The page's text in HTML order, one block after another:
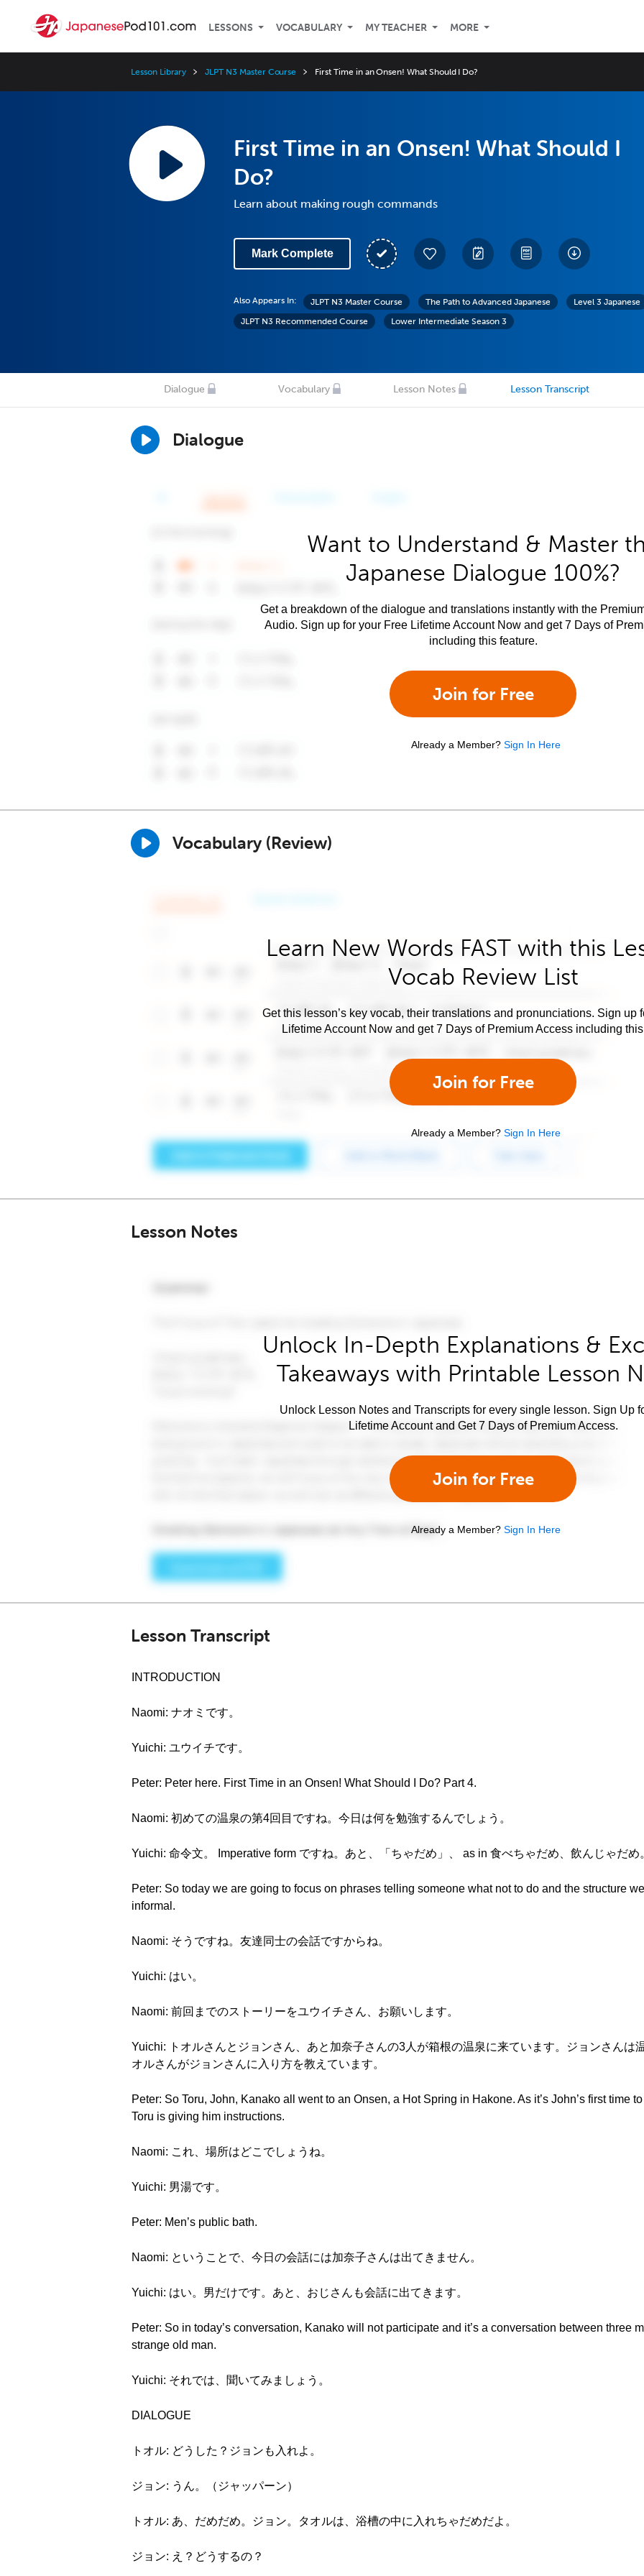
LESSONS VOCABULARY MY TEACHER MORE
Lesson Library JLPT N3 Master Course First Time in an Onsen! What Should I Do?
First Time in an Onsen! What Should I
Do?
Learn about making rough commands
Mark Complete
Also Appears In: JLPT N3 Master Course The Path to Advanced Japanese
Level 3 Japanese
JLPT N3 Recommended Course
Lower Intermediate Season 3
Dialogue Vocabulary Lesson Notes Lesson Transcript
Dialogue
Want to Understand & Master
Japanese Dialogue 100%?
Get a breakdown of the dialogue and translations instantly with the
Audio. Sign up for your Free Lifetime Account Now and get 7 Days of
including this feature.
Join for Free
Already a Member? Sign In Here
Vocabulary (Review)
Learn New Words FAST with this
Vocab Review List
Get this lesson’s key vocab, their translations and pronunciations. Sign up
Lifetime Account Now and get 7 Days of Premium Access including
Join for Free
Already a Member? Sign In Here
Lesson Notes
Unlock In-Depth Explanations &
Takeaways with Printable Lesson
Unlock Lesson Notes and Transcripts for every single lesson. Sign Up
Lifetime Account and Get 7 Days of Premium Access.
Join for Free
Already a Member? Sign In Here
Lesson Transcript
INTRODUCTION
Naomi: ナオミです。
Yuichi: ユウイチです。
Peter: Peter here. First Time in an Onsen! What Should I Do? Part 4.
Naomi: 初めての温泉の第4回目ですね。今日は何を勉強するんでしょう。
Yuichi: 命令文。 Imperative form ですね。あと、「ちゃだめ」、 as in 食べちゃだめ、飲んじゃだめ
Peter: So today we are going to focus on phrases telling someone what not to do and the structure
informal.
Naomi: そうですね。友達同士の会話ですからね。
Yuichi: はい。
Naomi: 前回までのストーリーをユウイチさん、お願いします。
Yuichi: トオルさんとジョンさん、あと加奈子さんの3人が箱根の温泉に来ています。ジョンさんは
オルさんがジョンさんに入り方を教えています。
Peter: So Toru, John, Kanako all went to an Onsen, a Hot Spring in Hakone. As it’s John’s first time
Toru is giving him instructions.
Naomi: これ、場所はどこでしょうね。
Yuichi: 男湯です。
Peter: Men’s public bath.
Naomi: ということで、今日の会話には加奈子さんは出てきません。
Yuichi: はい。男だけです。あと、おじさんも会話に出てきます。
Peter: So in today’s conversation, Kanako will not participate and it’s a conversation between three
strange old man.
Yuichi: それでは、聞いてみましょう。
DIALOGUE
トオル: どうした？ジョンも入れよ。
ジョン: うん。（ジャッパーン）
トオル: あ、だめだめ。ジョン。タオルは、浴槽の中に入れちゃだめだよ。
ジョン: え？どうするの？